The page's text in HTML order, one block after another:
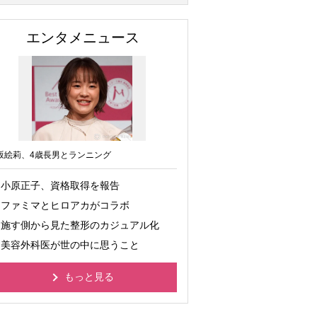
エンタメニュース
絵莉、4歳長男とランニング
小原正子、資格取得を報告
ファミマとヒロアカがコラボ
施す側から見た整形のカジュアル化
美容外科医が世の中に思うこと
もっと見る